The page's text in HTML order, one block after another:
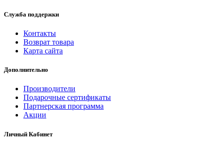
Служба поддержки
Контакты
Возврат товара
Карта сайта
Дополнительно
Производители
Подарочные сертификаты
Партнерская программа
Акции
Личный Кабинет